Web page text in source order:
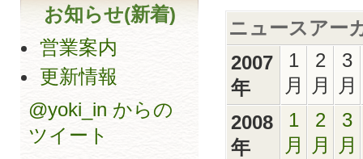
ニュースアー
2007
年
1
月
2
月
3
月
2008
年
1
月
2
月
3
月
お知らせ(新着)
営業案内
更新情報
@yoki_in からの
ツイート